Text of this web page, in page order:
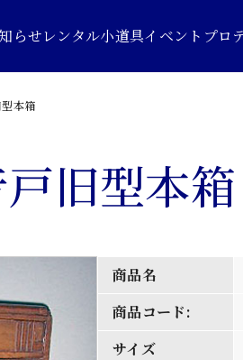
らせレンタル小道具イベントプロ
本箱
旧型本箱
商品名
商品コード:
サイズ